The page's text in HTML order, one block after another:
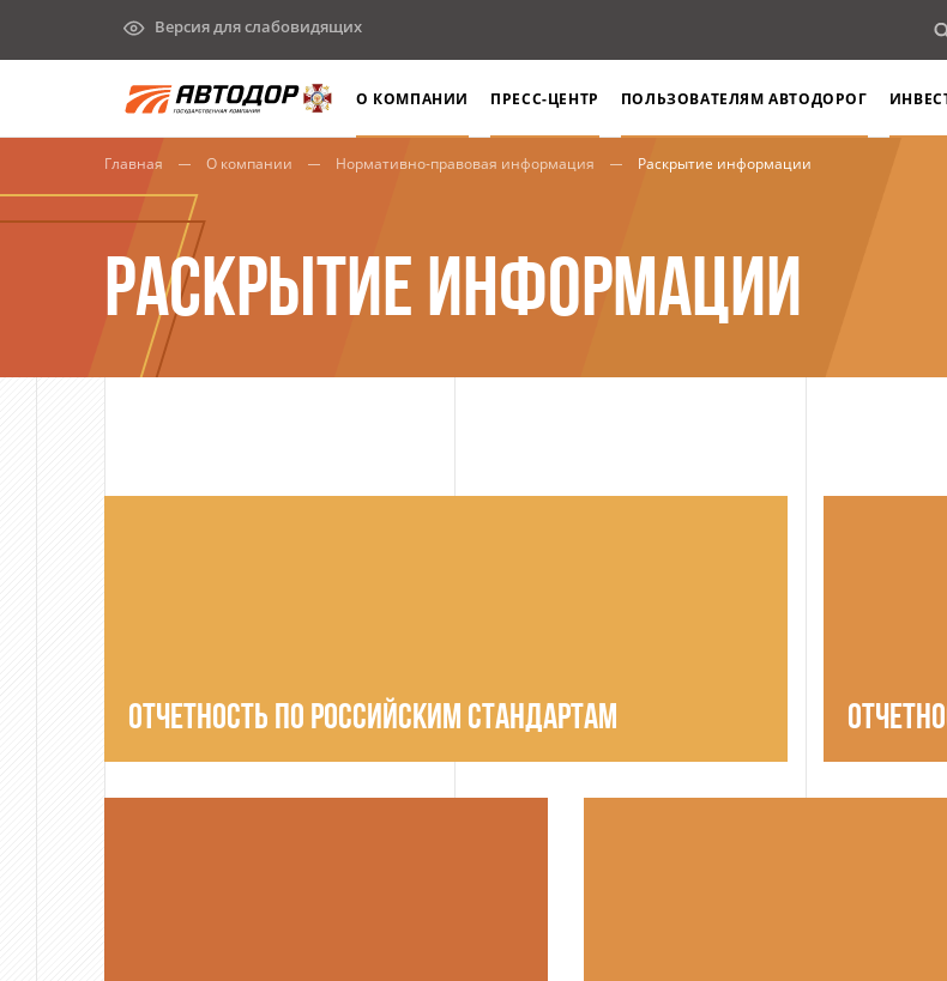
Версия для слабовидящих
О КОМПАНИИ ПРЕСС-ЦЕНТР ПОЛЬЗОВАТЕЛЯМ АВТОДОРОГ
Главная О компании Нормативно-правовая информация Раскрытие информации
РАСКРЫТИЕ ИНФОРМАЦИИ
ОТЧЕТНОСТЬ ПО РОССИЙСКИМ СТАНДАРТАМ